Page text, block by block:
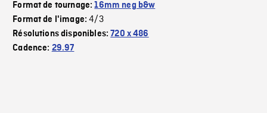
Format de tournage:16mm neg b&w
Format de l'image:4/3
Résolutions disponibles:720 x 486
Cadence: 29.97